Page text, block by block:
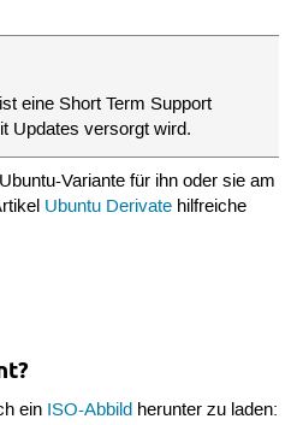
eine Short Term Support
Updates versorgt wird.
Variante für ihn oder sie am
Ubuntu Derivatehilfreiche
ein ISO-Abbildherunter zu laden: